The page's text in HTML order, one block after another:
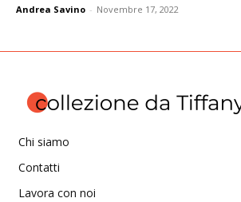
Andrea Savino - Novembre 17, 2022
Chi siamo
Contatti
Lavora con noi